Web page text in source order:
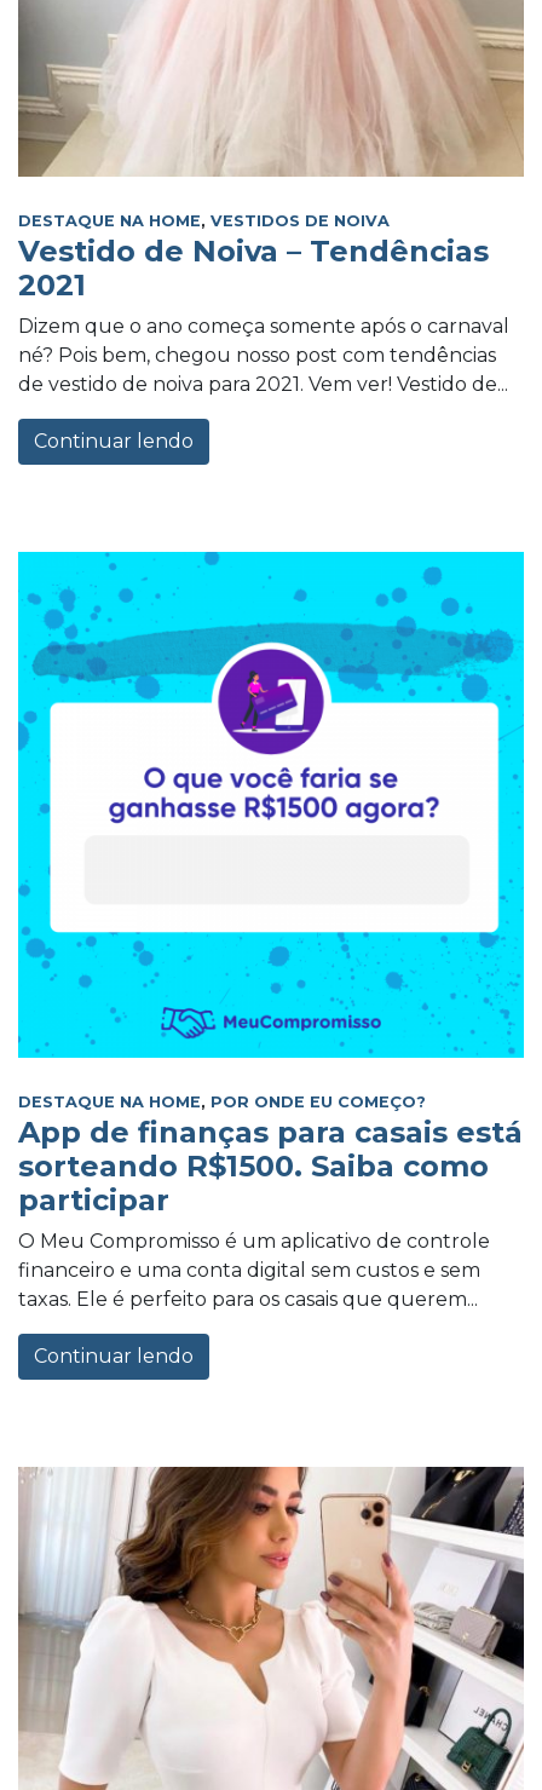
DESTAQUE NA HOME, VESTIDOS DE NOIVA
Vestido de Noiva – Tendências
2021
Dizem que o ano começa somente após o carnaval
né? Pois bem, chegou nosso post com tendências
de vestido de noiva para 2021. Vem ver! Vestido de...
Continuar lendo
DESTAQUE NA HOME, POR ONDE EU COMEÇO?
App de finanças para casais está
sorteando R$1500. Saiba como
participar
O Meu Compromisso é um aplicativo de controle
financeiro e uma conta digital sem custos e sem
taxas. Ele é perfeito para os casais que querem...
Continuar lendo